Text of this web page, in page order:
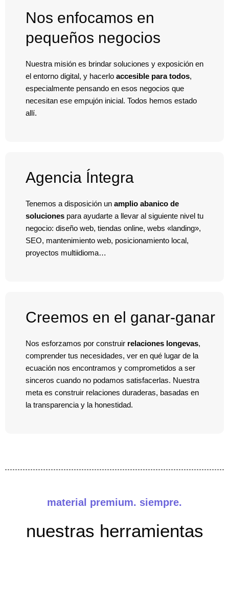
Nos enfocamos en
pequeños negocios
Nuestra misión es brindar soluciones y exposición en
el entorno digital, y hacerlo accesible para todos,
especialmente pensando en esos negocios que
necesitan ese empujón inicial. Todos hemos estado
allí.
Agencia Íntegra
Tenemos a disposición un amplio abanico de
soluciones para ayudarte a llevar al siguiente nivel tu
negocio: diseño web, tiendas online, webs «landing»,
SEO, mantenimiento web, posicionamiento local,
proyectos multiidioma…
Creemos en el ganar-ganar
Nos esforzamos por construir relaciones longevas,
comprender tus necesidades, ver en qué lugar de la
ecuación nos encontramos y comprometidos a ser
sinceros cuando no podamos satisfacerlas. Nuestra
meta es construir relaciones duraderas, basadas en
la transparencia y la honestidad.
material premium. siempre.
nuestras herramientas